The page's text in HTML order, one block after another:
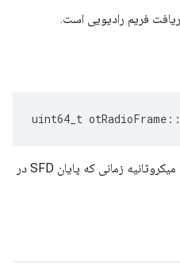
فریم رادیویی است.
uint64_t otRadioFrame ::
زمان ساعت رادیویی محلی بر حسب میکروثانیه زمانی که پایان SFD در